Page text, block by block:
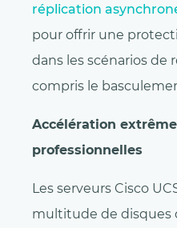
réplication
pour offrir une
dans les scénarios de
compris le
Accélération
professionnelles
Les serveurs Cisco
multitude de disques